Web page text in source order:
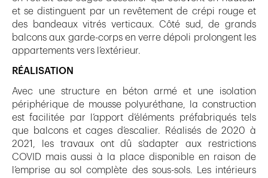
et se distinguent par un revêtement de crépi rouge et
des bandeaux vitrés verticaux. Côté sud, de grands
balcons aux garde-corps en verre dépoli prolongent les
appartements vers l’extérieur.
RÉALISATION
Avec une structure en béton armé et une isolation
périphérique de mousse polyuréthane, la construction
est facilitée par l’apport d’éléments préfabriqués tels
que balcons et cages d’escalier. Réalisés de 2020 à
2021, les travaux ont dû s’adapter aux restrictions
COVID mais aussi à la place disponible en raison de
l’emprise au sol complète des sous-sols. Les intérieurs